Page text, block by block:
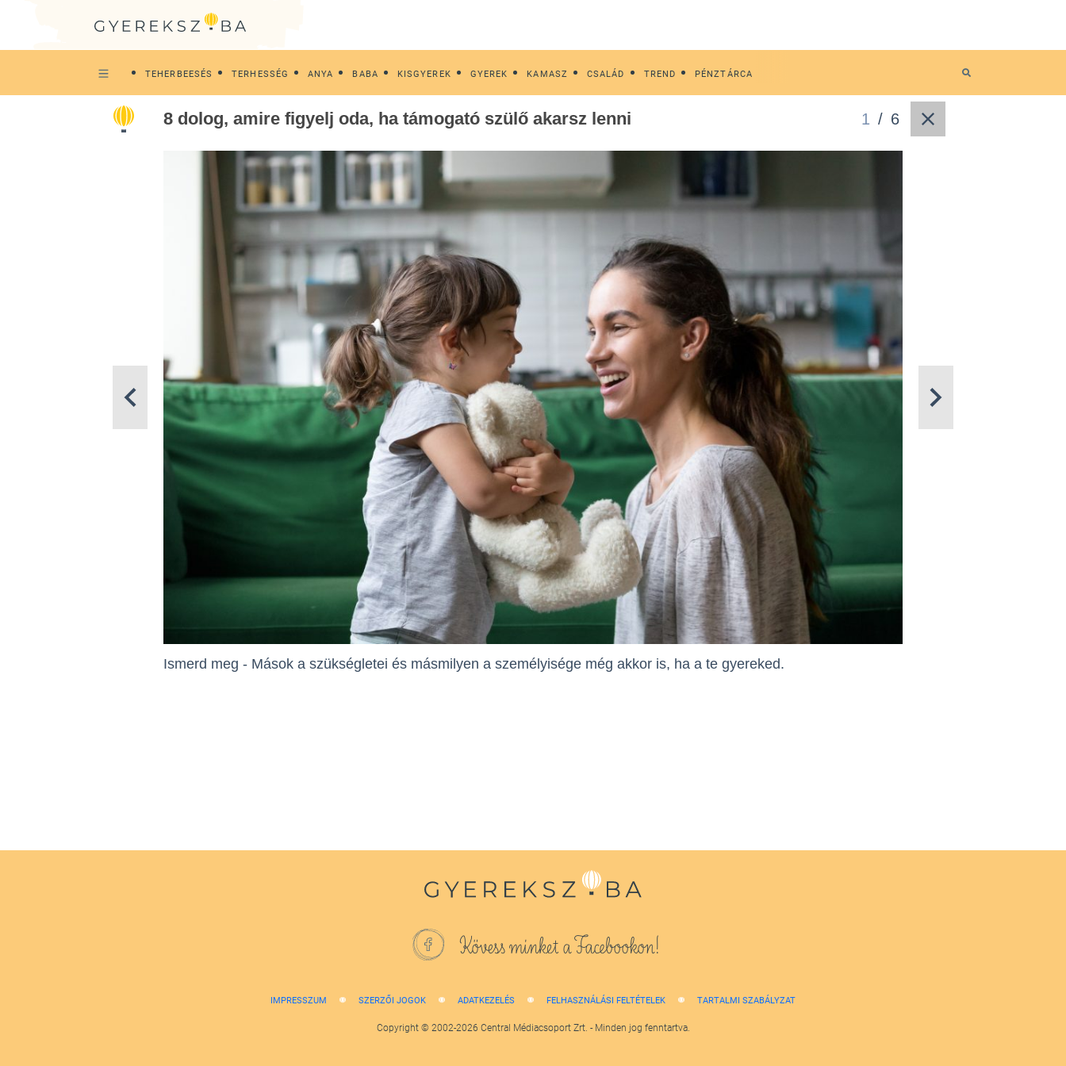
TEHERBEESÉS TERHESSÉG ANYA BABA KISGYEREK GYEREK KAMASZ CSALÁD TREND PÉNZTÁRCA
8 dolog, amire figyelj oda, ha támogató szülő akarsz lenni 1 / 6
Ismerd meg - Mások a szükségletei és másmilyen a személyisége még akkor is, ha a te gyereked.
Kövess minket a Facebookon!
IMPRESSZUM SZERZŐI JOGOK ADATKEZELÉS FELHASZNÁLÁSI FELTÉTELEK TARTALMI SZABÁLYZAT
Copyright © 2002-2026 Central Médiacsoport Zrt. - Minden jog fenntartva.